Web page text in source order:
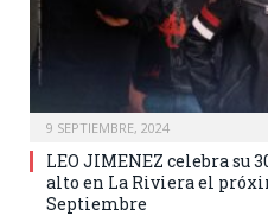
9 SEPTIEMBRE, 2024
LEO JIMENEZ celebra su
alto en La Riviera el
Septiembre